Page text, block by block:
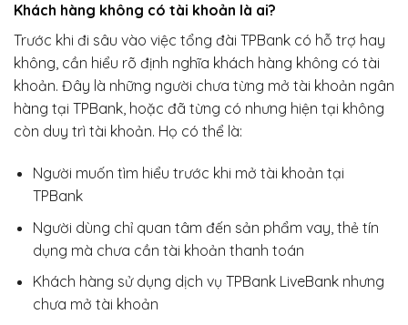
Khách hàng không có tài khoản là ai?
Trước khi đi sâu vào việc tổng đài TPBank có hỗ trợ hay
không, cần hiểu rõ định nghĩa khách hàng không có tài
khoản. Đây là những người chưa từng mở tài khoản ngân
hàng tại TPBank, hoặc đã từng có nhưng hiện tại không
còn duy trì tài khoản. Họ có thể là:
Người muốn tìm hiểu trước khi mở tài khoản tại
TPBank
Người dùng chỉ quan tâm đến sản phẩm vay, thẻ tín
dụng mà chưa cần tài khoản thanh toán
Khách hàng sử dụng dịch vụ TPBank LiveBank nhưng
chưa mở tài khoản